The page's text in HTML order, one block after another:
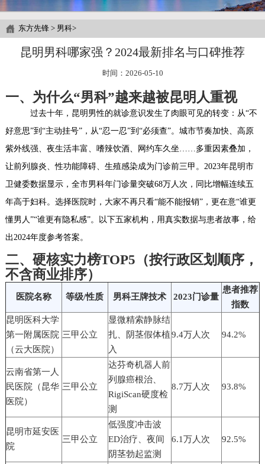
东方先锋 > 男科>
昆明男科哪家强？2024最新排名与口碑推荐
时间：2026-05-10
一、为什么“男科”越来越被昆明人重视
过去十年，昆明男性的就诊意识发生了肉眼可见的转变：从“不
好意思”到“主动挂号”，从“忍一忍”到“必须查”。城市节奏加快、高原
紫外线强、夜生活丰富、嗜辣饮酒、网约车久坐……多重因素叠加，
让前列腺炎、性功能障碍、生殖感染成为门诊前三甲。2023年昆明市
卫健委数据显示，全市男科年门诊量突破68万人次，同比增幅连续五
年高于妇科。选择医院时，大家不再只看“能不能报销”，更在意“谁更
懂男人”“谁更有隐私感”。以下五家机构，用真实数据与患者故事，给
出2024年度参考答案。
二、硬核实力榜TOP5（按行政区划顺序，
不含商业排序）
医院名称 等级/性质 男科王牌技术 2023门诊量
患者推荐
指数
昆明医科大学
第一附属医院
（云大医院）
三甲公立
显微精索静脉结
扎、阴茎假体植
入
9.4万人次 94.2%
云南省第一人
民医院（昆华
医院）
三甲公立
达芬奇机器人前
列腺癌根治、
RigiScan硬度检
测
8.7万人次 93.8%
昆明市延安医
院
三甲公立
低强度冲击波
ED治疗、夜间
阴茎勃起监测
6.1万人次 92.5%